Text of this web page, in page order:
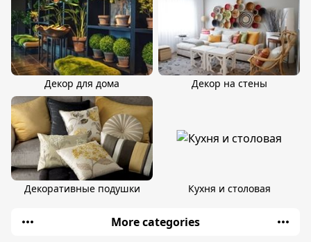
Декор для дома Декор на стены
Декоративные подушки Кухня и столовая
More categories